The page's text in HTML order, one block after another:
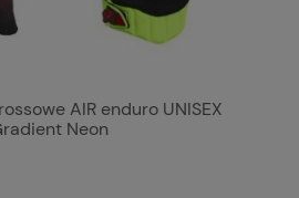
AIR enduro UNISEX
Neon